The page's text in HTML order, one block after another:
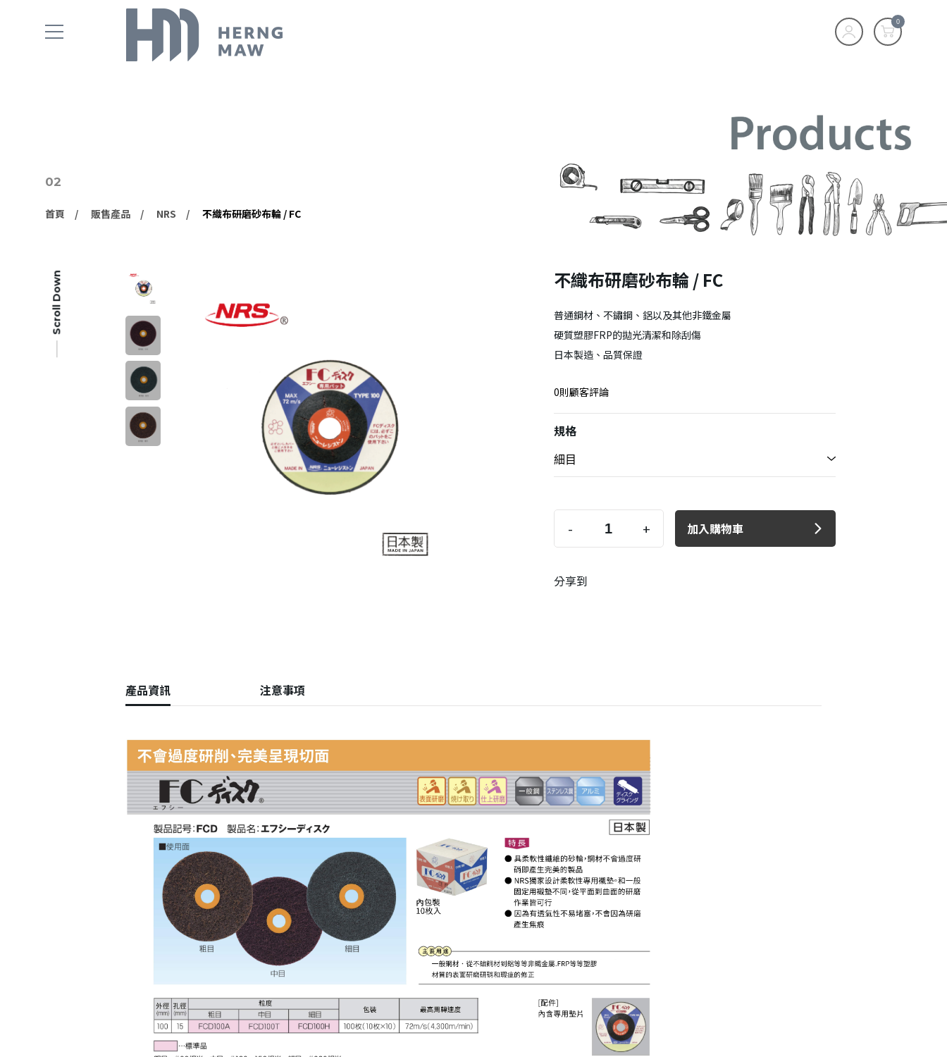
0
02
首頁 販售產品 NRS 不織布研磨砂布輪 / FC
Scroll Down 不織布研磨砂布輪 / FC
普通鋼材、不鏽鋼、鋁以及其他非鐵金屬
硬質塑膠FRP的拋光清潔和除刮傷
日本製造、品質保證
0則顧客評論
規格
- + 加入購物車
分享到
產品資訊 注意事項